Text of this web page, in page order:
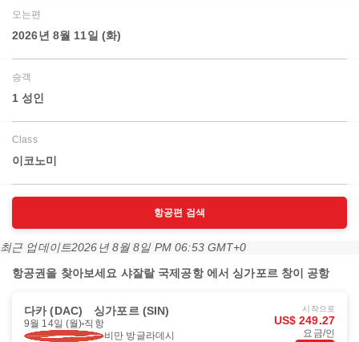
오는편
2026년 8월 11일 (화)
승객
1 성인
Class
이코노미
항공편 검색
최근 업데이트2026년 8월 8일 PM 06:53 GMT+0
항공권을 찾아보세요 샤잘랄 국제공항 에서 싱가포르 창이 공항
다카 (DAC) 싱가포르 (SIN)
9월 14일 (월) 직항
비만 방글라데시
시작으로
US$ 249.27
요금/인